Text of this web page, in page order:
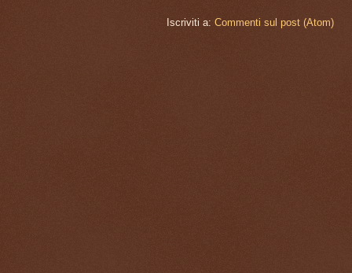
Iscriviti a: Commenti sul post (Atom)